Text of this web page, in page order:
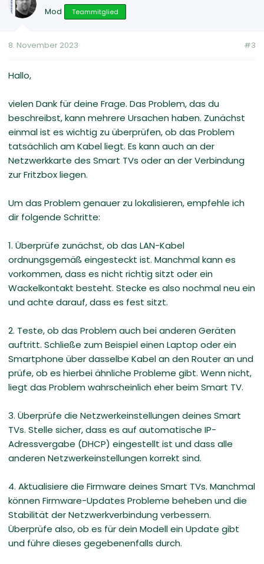
Mod Teammitglied
8. November 2023 #3
Hallo,
vielen Dank für deine Frage. Das Problem, das du
beschreibst, kann mehrere Ursachen haben. Zunächst
einmal ist es wichtig zu überprüfen, ob das Problem
tatsächlich am Kabel liegt. Es kann auch an der
Netzwerkkarte des Smart TVs oder an der Verbindung
zur Fritzbox liegen.
Um das Problem genauer zu lokalisieren, empfehle ich
dir folgende Schritte:
1. Überprüfe zunächst, ob das LAN-Kabel
ordnungsgemäß eingesteckt ist. Manchmal kann es
vorkommen, dass es nicht richtig sitzt oder ein
Wackelkontakt besteht. Stecke es also nochmal neu ein
und achte darauf, dass es fest sitzt.
2. Teste, ob das Problem auch bei anderen Geräten
auftritt. Schließe zum Beispiel einen Laptop oder ein
Smartphone über dasselbe Kabel an den Router an und
prüfe, ob es hierbei ähnliche Probleme gibt. Wenn nicht,
liegt das Problem wahrscheinlich eher beim Smart TV.
3. Überprüfe die Netzwerkeinstellungen deines Smart
TVs. Stelle sicher, dass es auf automatische IP-
Adressvergabe (DHCP) eingestellt ist und dass alle
anderen Netzwerkeinstellungen korrekt sind.
4. Aktualisiere die Firmware deines Smart TVs. Manchmal
können Firmware-Updates Probleme beheben und die
Stabilität der Netzwerkverbindung verbessern.
Überprüfe also, ob es für dein Modell ein Update gibt
und führe dieses gegebenenfalls durch.